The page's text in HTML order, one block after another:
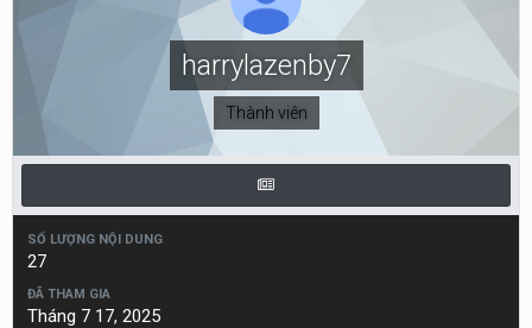
harrylazenby7
Thành viên
SỐ LƯỢNG NỘI DUNG
27
ĐÃ THAM GIA
Tháng 7 17, 2025